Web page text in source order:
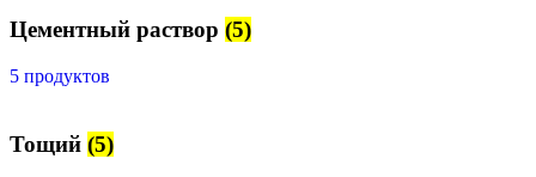
Цементный раствор (5)
5 продуктов
Тощий (5)